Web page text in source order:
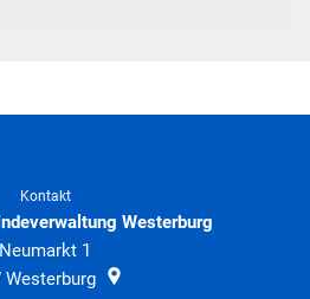
Kontakt
Westerburg
Neumarkt 1
Westerburg